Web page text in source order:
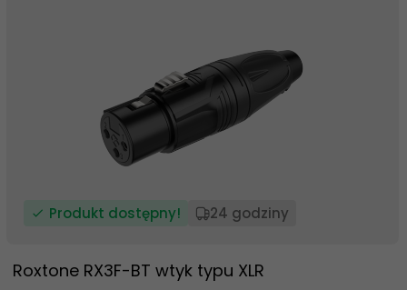
Produkt dostępny! 24 godziny
Roxtone RX3F-BT wtyk typu XLR